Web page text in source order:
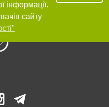
інформації.
сайту